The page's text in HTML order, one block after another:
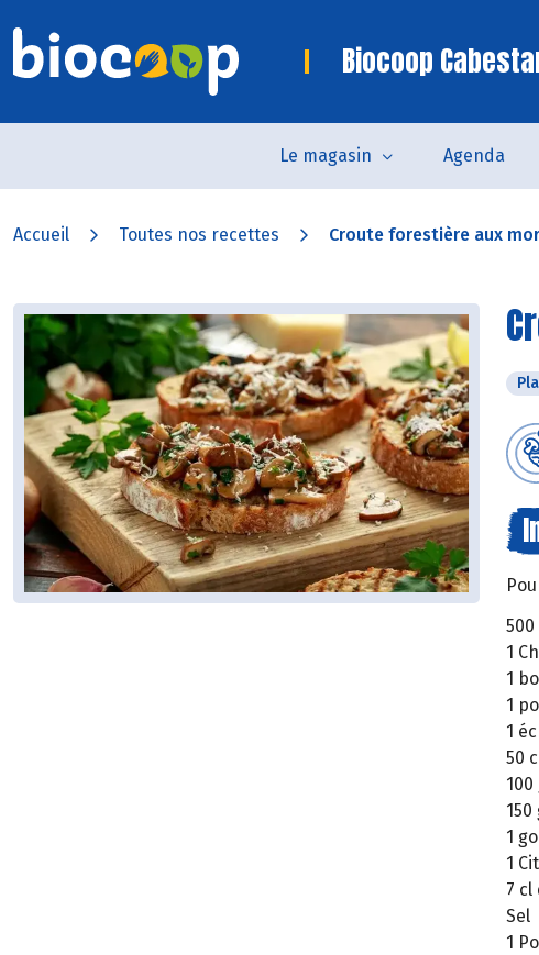
Biocoop
Le magasin Agenda
Accueil Toutes nos recettes Croute forestière aux
1
1
1
1
50
1
1
7 cl
Sel
1